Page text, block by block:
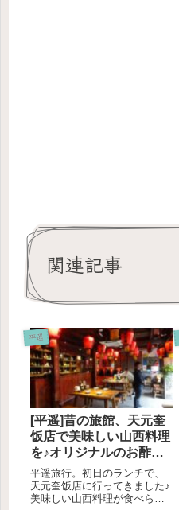
関連記事
平遥
[平遥]昔の旅館、天元奎
饭店で美味しい山西料理
を♪オリジナルのお酢が
飲める！雰囲気もよくて
おすすめのローカルレス
トラン♪
平遥旅行。初日のランチで、
天元奎饭店に行ってきました♪
美味しい山西料理が食べられ